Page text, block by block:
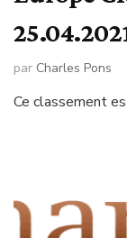
par Charles Pons
Ce classement